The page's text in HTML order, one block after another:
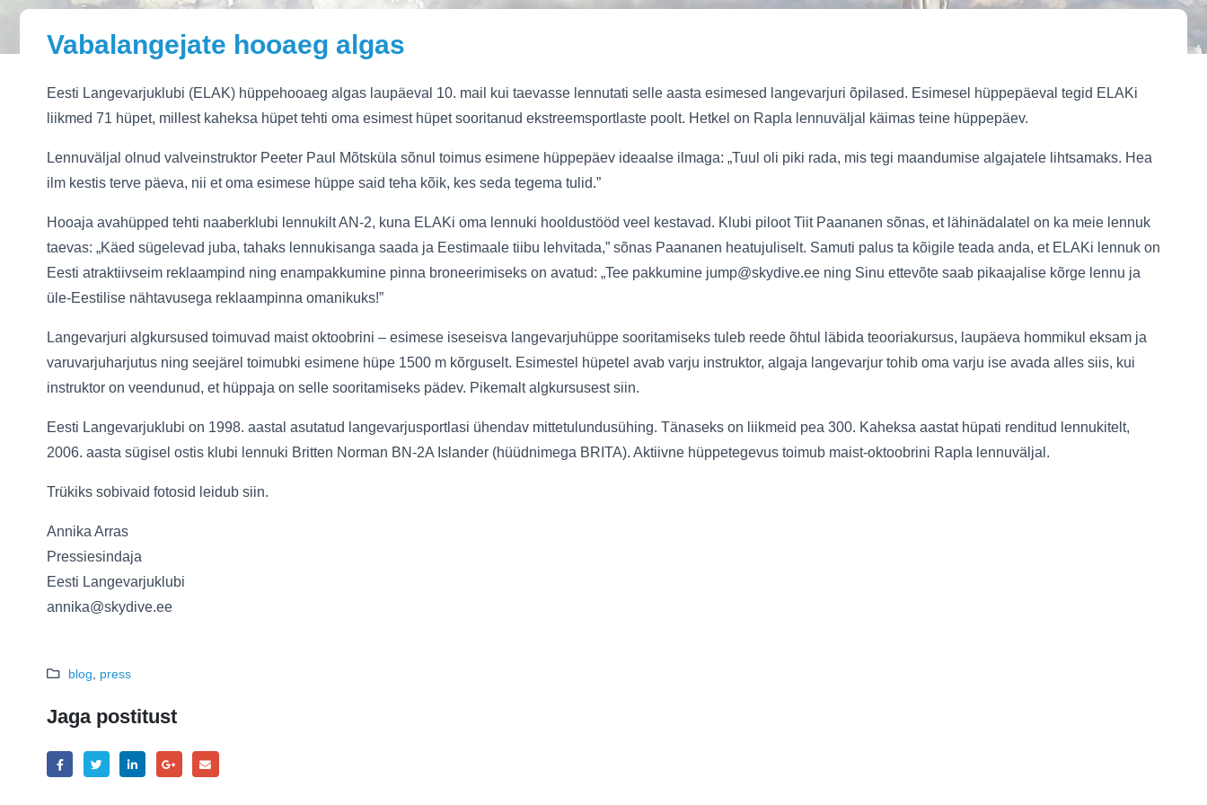
Vabalangejate hooaeg algas
Eesti Langevarjuklubi (ELAK) hüppehooaeg algas laupäeval 10. mail kui taevasse lennutati selle aasta esimesed langevarjuri õpilased. Esimesel hüppepäeval tegid ELAKi
liikmed 71 hüpet, millest kaheksa hüpet tehti oma esimest hüpet sooritanud ekstreemsportlaste poolt. Hetkel on Rapla lennuväljal käimas teine hüppepäev.
Lennuväljal olnud valveinstruktor Peeter Paul Mõtsküla sõnul toimus esimene hüppepäev ideaalse ilmaga: „Tuul oli piki rada, mis tegi maandumise algajatele lihtsamaks. Hea
ilm kestis terve päeva, nii et oma esimese hüppe said teha kõik, kes seda tegema tulid.”
Hooaja avahüpped tehti naaberklubi lennukilt AN-2, kuna ELAKi oma lennuki hooldustööd veel kestavad. Klubi piloot Tiit Paananen sõnas, et lähinädalatel on ka meie lennuk
taevas: „Käed sügelevad juba, tahaks lennukisanga saada ja Eestimaale tiibu lehvitada,” sõnas Paananen heatujuliselt. Samuti palus ta kõigile teada anda, et ELAKi lennuk on
Eesti atraktiivseim reklaampind ning enampakkumine pinna broneerimiseks on avatud: „Tee pakkumine jump@skydive.ee ning Sinu ettevõte saab pikaajalise kõrge lennu ja
üle-Eestilise nähtavusega reklaampinna omanikuks!”
Langevarjuri algkursused toimuvad maist oktoobrini – esimese iseseisva langevarjuhüppe sooritamiseks tuleb reede õhtul läbida teooriakursus, laupäeva hommikul eksam ja
varuvarjuharjutus ning seejärel toimubki esimene hüpe 1500 m kõrguselt. Esimestel hüpetel avab varju instruktor, algaja langevarjur tohib oma varju ise avada alles siis, kui
instruktor on veendunud, et hüppaja on selle sooritamiseks pädev. Pikemalt algkursusest siin.
Eesti Langevarjuklubi on 1998. aastal asutatud langevarjusportlasi ühendav mittetulundusühing. Tänaseks on liikmeid pea 300. Kaheksa aastat hüpati renditud lennukitelt,
2006. aasta sügisel ostis klubi lennuki Britten Norman BN-2A Islander (hüüdnimega BRITA). Aktiivne hüppetegevus toimub maist-oktoobrini Rapla lennuväljal.
Trükiks sobivaid fotosid leidub siin.
Annika Arras
Pressiesindaja
Eesti Langevarjuklubi
annika@skydive.ee
blog, press
Jaga postitust